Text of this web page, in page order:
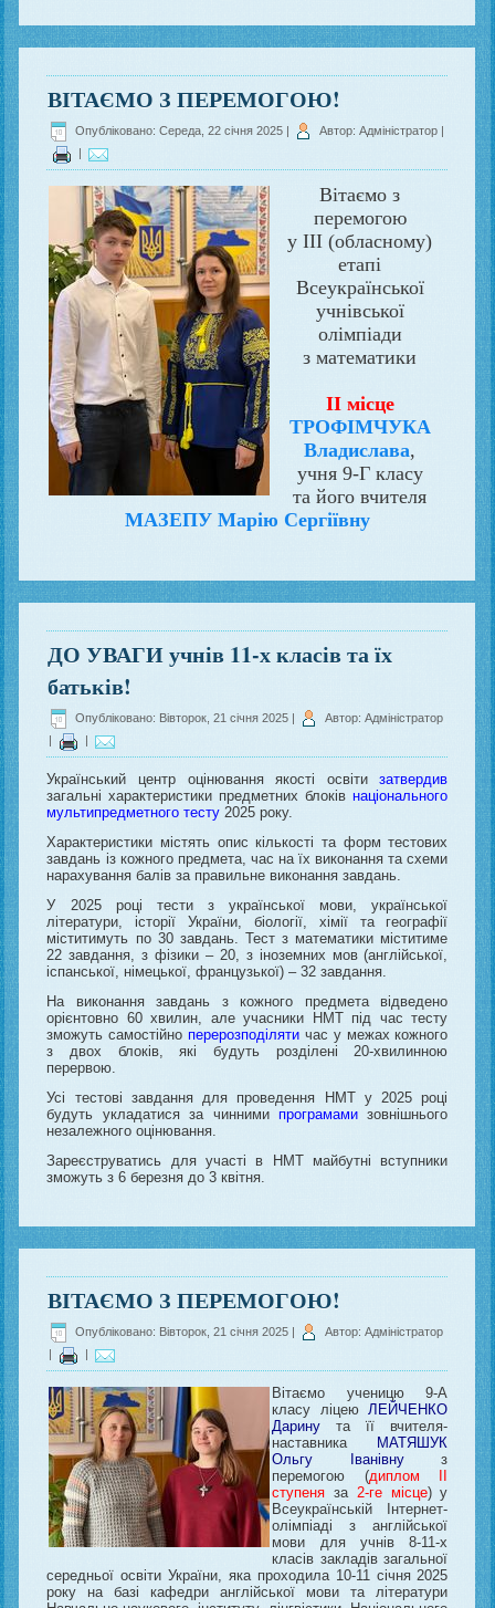
ВІТАЄМО З ПЕРЕМОГОЮ!
Опубліковано: Середа, 22 січня 2025 | Автор: Адміністратор |
Вітаємо з
перемогою
у III (обласному)
етапі
Всеукраїнської
учнівської
олімпіади
з математики
II місце
ТРОФІМЧУКА
Владислава,
учня 9-Г класу
та його вчителя
МАЗЕПУ Марію Сергіївну
ДО УВАГИ учнів 11-х класів та їх
батьків!
Опубліковано: Вівторок, 21 січня 2025 |
Автор: Адміністратор
Український центр оцінювання якості освітизатвердив
загальні характеристики предметних блоківнаціонального
мультипредметного тесту 2025 року.
Характеристики містять опис кількості та форм тестових
завдань із кожного предмета, час на їх виконання та схеми
нарахування балів за правильне виконання завдань.
У 2025 році тести з української мови, української
літератури, історії України, біології, хімії та географії
міститимуть по 30 завдань. Тест з математики міститиме
22 завдання, з фізики – 20, з іноземних мов (англійської,
іспанської, німецької, французької) – 32 завдання.
На виконання завдань з кожного предмета відведено
орієнтовно 60 хвилин, але учасники НМТ під час тесту
зможуть самостійноперерозподіляти час у межах кожного
з двох блоків, які будуть розділені 20-хвилинною
перервою.
Усі тестові завдання для проведення НМТ у 2025 році
будуть укладатися за чиннимипрограмами зовнішнього
незалежного оцінювання.
Зареєструватись для участі в НМТ майбутні вступники
зможуть з 6 березня до 3 квітня.
ВІТАЄМО З ПЕРЕМОГОЮ!
Опубліковано: Вівторок, 21 січня 2025 |
Автор: Адміністратор
Вітаємо ученицю 9-А
класу ліцеюЛЕЙЧЕНКО
Дарину та її вчителя-
наставника
МАТЯШУК
Ольгу Іванівнуз
перемогою (диплом ІІ
ступеня за 2-ге місце) у
Всеукраїнській Інтернет-
олімпіаді з англійської
мови для учнів 8-11-х
класів закладів загальної
середньої освіти України, яка проходила 10-11 січня 2025
року на базі кафедри англійської мови та літератури